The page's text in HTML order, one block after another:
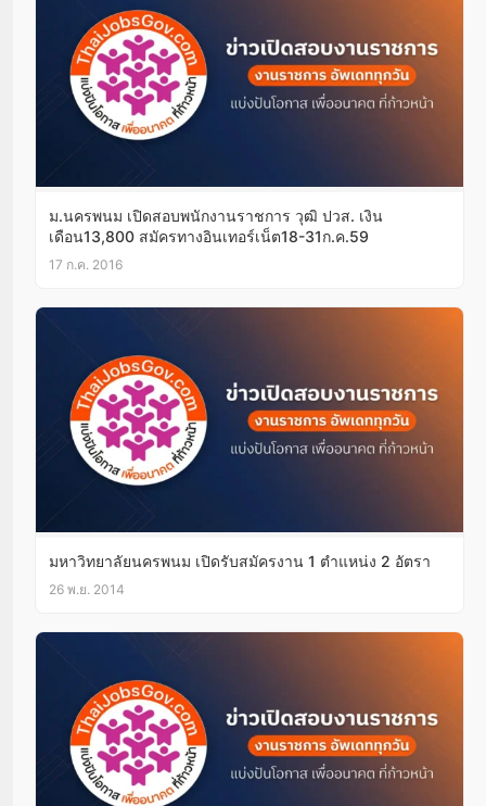
ม.นครพนม เปิดสอบพนักงานราชการ วุฒิ ปวส. เงิน
เดือน13,800 สมัครทางอินเทอร์เน็ต18-31ก.ค.59
17 ก.ค. 2016
มหาวิทยาลัยนครพนม เปิดรับสมัครงาน 1 ตำแหน่ง 2 อัตรา
26 พ.ย. 2014